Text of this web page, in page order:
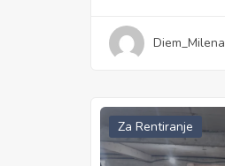
Diem_Milena
Za Rentiranje